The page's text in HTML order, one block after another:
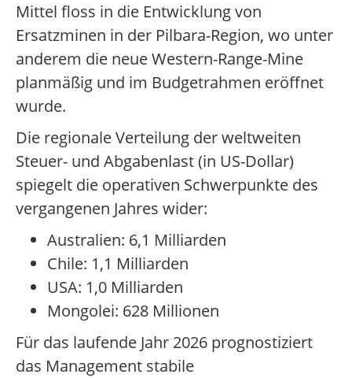
Mittel floss in die Entwicklung von
Ersatzminen in der Pilbara-Region, wo unter
anderem die neue Western-Range-Mine
planmäßig und im Budgetrahmen eröffnet
wurde.
Die regionale Verteilung der weltweiten
Steuer- und Abgabenlast (in US-Dollar)
spiegelt die operativen Schwerpunkte des
vergangenen Jahres wider:
Australien: 6,1 Milliarden
Chile: 1,1 Milliarden
USA: 1,0 Milliarden
Mongolei: 628 Millionen
Für das laufende Jahr 2026 prognostiziert
das Management stabile